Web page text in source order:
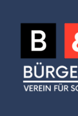
Inhalt
springen